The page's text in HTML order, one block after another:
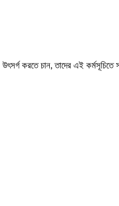
করতে চান, তাদের এই